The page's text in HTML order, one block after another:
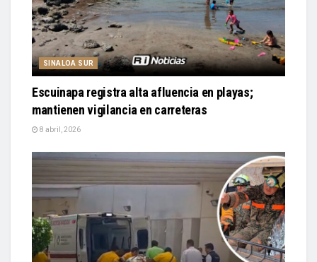
SINALOA SUR
Escuinapa registra alta afluencia en playas;
mantienen vigilancia en carreteras
8 abril, 2026